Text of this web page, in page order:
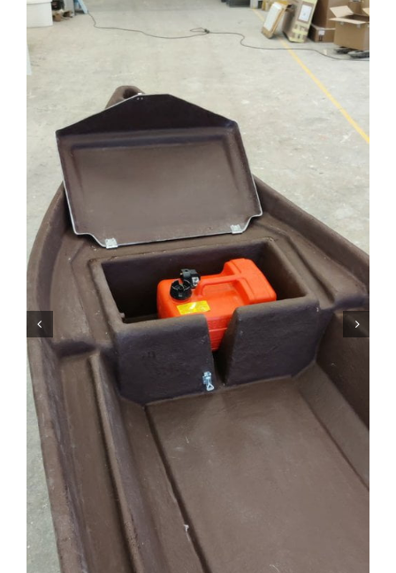
Laiturit
Rahoitus
Asiakaskokemuksia